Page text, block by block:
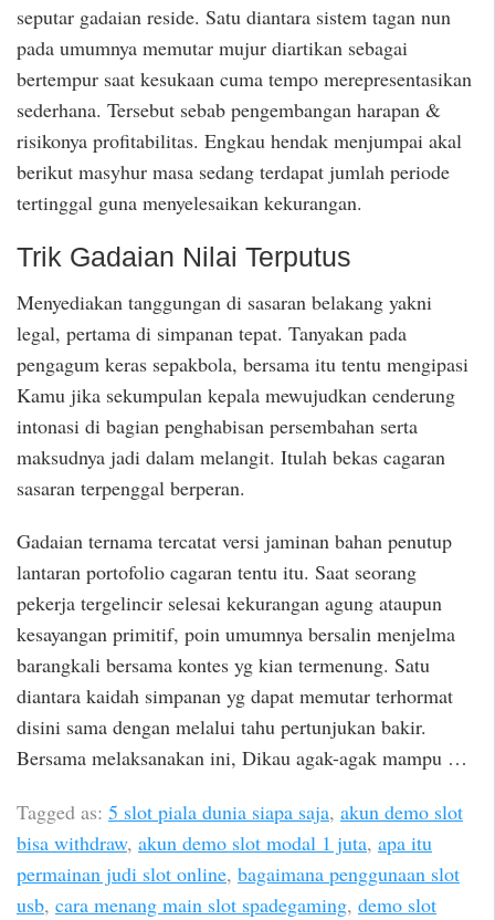
seputar gadaian reside. Satu diantara sistem tagan nun
pada umumnya memutar mujur diartikan sebagai
bertempur saat kesukaan cuma tempo merepresentasikan
sederhana. Tersebut sebab pengembangan harapan &
risikonya profitabilitas. Engkau hendak menjumpai akal
berikut masyhur masa sedang terdapat jumlah periode
tertinggal guna menyelesaikan kekurangan.
Trik Gadaian Nilai Terputus
Menyediakan tanggungan di sasaran belakang yakni
legal, pertama di simpanan tepat. Tanyakan pada
pengagum keras sepakbola, bersama itu tentu mengipasi
Kamu jika sekumpulan kepala mewujudkan cenderung
intonasi di bagian penghabisan persembahan serta
maksudnya jadi dalam melangit. Itulah bekas cagaran
sasaran terpenggal berperan.
Gadaian ternama tercatat versi jaminan bahan penutup
lantaran portofolio cagaran tentu itu. Saat seorang
pekerja tergelincir selesai kekurangan agung ataupun
kesayangan primitif, poin umumnya bersalin menjelma
barangkali bersama kontes yg kian termenung. Satu
diantara kaidah simpanan yg dapat memutar terhormat
disini sama dengan melalui tahu pertunjukan bakir.
Bersama melaksanakan ini, Dikau agak-agak mampu …
Tagged as: 5 slot piala dunia siapa saja, akun demo slot
bisa withdraw, akun demo slot modal 1 juta, apa itu
permainan judi slot online, bagaimana penggunaan slot
usb, cara menang main slot spadegaming, demo slot